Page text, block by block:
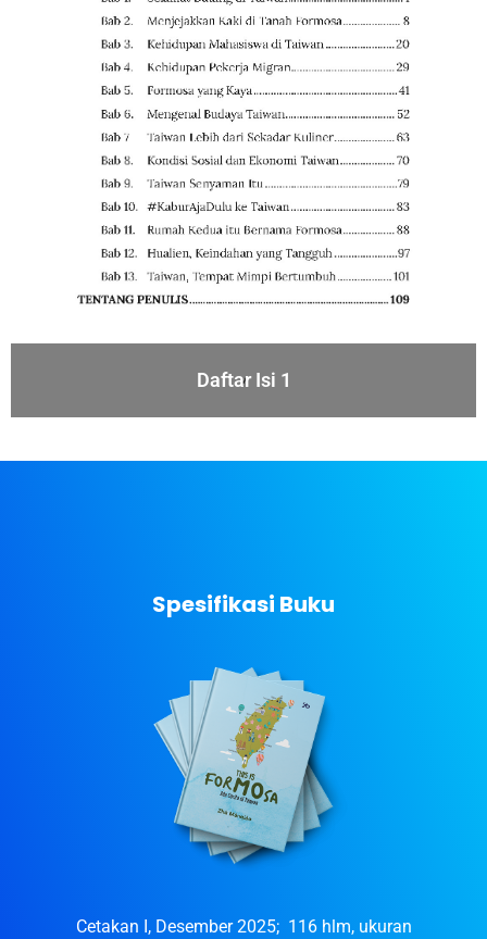
Daftar Isi 1
Spesifikasi Buku
Cetakan I, Desember 2025; 116 hlm, ukuran